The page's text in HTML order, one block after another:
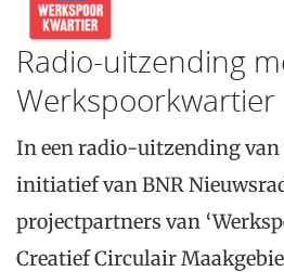
Radio-uitzending
Werkspoorkwartier
In een radio-uitzending van
initiatief van BNR
projectpartners van
Creatief Circulair